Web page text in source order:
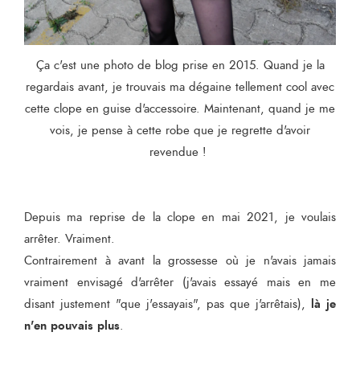
Ça c'est une photo de blog prise en 2015. Quand je la
regardais avant, je trouvais ma dégaine tellement cool avec
cette clope en guise d'accessoire. Maintenant, quand je me
vois, je pense à cette robe que je regrette d'avoir
revendue !
Depuis ma reprise de la clope en mai 2021, je voulais
arrêter. Vraiment.
Contrairement à avant la grossesse où je n'avais jamais
vraiment envisagé d'arrêter (j'avais essayé mais en me
disant justement "que j'essayais", pas que j'arrêtais), là je
n'en pouvais plus.